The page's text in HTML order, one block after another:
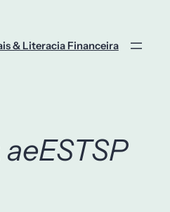
& Literacia Financeira
aeESTSP